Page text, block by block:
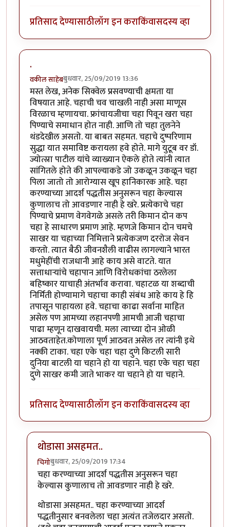
प्रतिसाद देण्यासाठीलॉग इन कराकिंवासदस्य व्हा
.
वकील साहेबबुधवार, 25/09/2019 13:36
मस्त लेख, अनेक सिक्वेल प्रसवण्याची क्षमता या
विषयात आहे. चहाची चव चाखली नाही असा माणूस
विरळाच म्हणायचा. फ्रांचायजीचा चहा पिवून खरा चहा
पिण्याचे समाधान होत नाही. आणि तो चहा तुलनेने
थंडदेखील असतो. या बाबत सहमत. चहाचे दुष्परिणाम
सुद्धा यात समाविष्ट करायला हवे होते. मागे युटूब वर डॉ.
ज्योत्स्ना पाटील यांचे व्याख्यान ऐकले होते त्यांनी त्यात
सांगितले होते की आपल्याकडे जो उकळून उकळून चहा
पिला जातो तो आरोग्यास खूप हानिकारक आहे. चहा
करण्याच्या आदर्श पद्धतीस अनुसरून चहा केल्यास
कुणालाच तो आवडणार नाही हे खरे. प्रत्येकाचे चहा
पिण्याचे प्रमाण वेगवेगळे असले तरी किमान दोन कप
चहा हे साधारण प्रमाण आहे. म्हणजे किमान दोन चमचे
साखर या चहाच्या निमित्ताने प्रत्येकजण दररोज सेवन
करतो. त्यात बैठी जीवनशैली वाढीस लागल्याने भारत
मधुमेहींची राजधानी आहे काय असे वाटते. यात
सत्ताधाऱ्यांचे चहापान आणि विरोधकांचा ठरलेला
बहिष्कार याचाही अंतर्भाव करावा. चहाटळ या शब्दाची
निर्मिती होण्यामागे चहाचा काही संबंध आहे काय हे हि
तपासून पाहायला हवे. चहाचा काढा सर्वाना माहित
असेल पण आमच्या लहानपणी आमची आजी चहाचा
पाढा म्हणून दाखवायची. मला त्याच्या दोन ओळी
आठवताहेत.कोणाला पूर्ण आठवत असेल तर त्यांनी इथे
नक्की टाका. चहा एके चहा चहा दुणे किटली सारी
दुनिया बाटली या चहाने हो या चहाने. चहा एके चहा चहा
दुणे साखर कमी जाते भाकर या चहाने हो या चहाने.
प्रतिसाद देण्यासाठीलॉग इन कराकिंवासदस्य व्हा
थोडासा असहमत..
चिगोबुधवार, 25/09/2019 17:34
In reply to.byवकील साहेब
चहा करण्याच्या आदर्श पद्धतीस अनुसरून चहा
केल्यास कुणालाच तो आवडणार नाही हे खरे.
थोडासा असहमत.. चहा करण्याच्या आदर्श
पद्धतीनुसार बनवलेला चहा अत्यंत तजेलदार असतो.